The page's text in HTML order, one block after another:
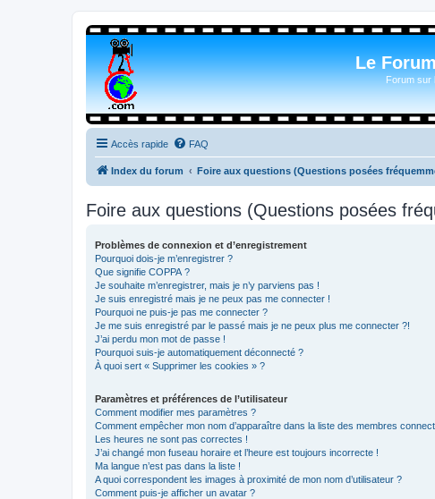
Le
Forum sur
Accès rapide FAQ
Index du forum Foire aux questions (Questions posées
Foire aux questions (Questions posées
Problèmes de connexion et d’enregistrement
Pourquoi dois-je m’enregistrer ?
Que signifie COPPA ?
Je souhaite m’enregistrer, mais je n’y parviens pas !
Je suis enregistré mais je ne peux pas me connecter !
Pourquoi ne puis-je pas me connecter ?
Je me suis enregistré par le passé mais je ne peux plus me connecter ?!
J’ai perdu mon mot de passe !
Pourquoi suis-je automatiquement déconnecté ?
À quoi sert « Supprimer les cookies » ?
Paramètres et préférences de l’utilisateur
Comment modifier mes paramètres ?
Comment empêcher mon nom d’apparaître dans la liste des membres
Les heures ne sont pas correctes !
J’ai changé mon fuseau horaire et l’heure est toujours incorrecte !
Ma langue n’est pas dans la liste !
A quoi correspondent les images à proximité de mon nom d’utilisateur ?
Comment puis-je afficher un avatar ?